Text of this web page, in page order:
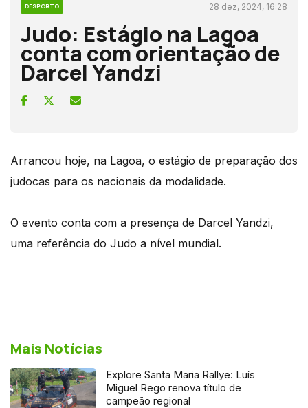
DESPORTO 28 dez, 2024, 16:28
Judo: Estágio na Lagoa
conta com orientação de
Darcel Yandzi
Arrancou hoje, na Lagoa, o estágio de preparação dos
judocas para os nacionais da modalidade.
O evento conta com a presença de Darcel Yandzi,
uma referência do Judo a nível mundial.
Mais Notícias
Explore Santa Maria Rallye: Luís
Miguel Rego renova título de
campeão regional